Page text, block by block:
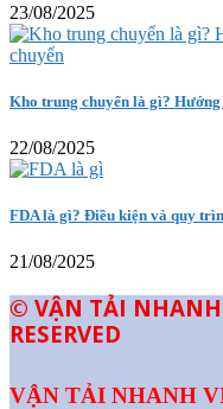
23/08/2025
Kho trung chuyển là gì?
22/08/2025
FDA là gì? Điều kiện và quy
21/08/2025
© VẬN TẢI NHANH
RESERVED
VẬN TẢI NHANH